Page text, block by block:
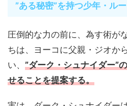
”ある秘密”を持つ少年・ル
圧倒的な力の前に、為す術が
ちは、ヨーコに父親・ジオか
い、 ”ダーク・シュナイダー”
せることを提案する。